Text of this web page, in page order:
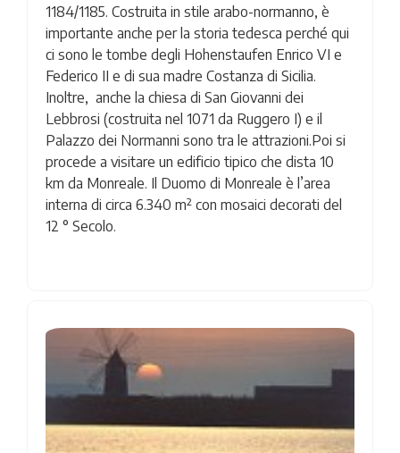
1184/1185. Costruita in stile arabo-normanno, è
importante anche per la storia tedesca perché qui
ci sono le tombe degli Hohenstaufen Enrico VI e
Federico II e di sua madre Costanza di Sicilia.
Inoltre, anche la chiesa di San Giovanni dei
Lebbrosi (costruita nel 1071 da Ruggero I) e il
Palazzo dei Normanni sono tra le attrazioni.Poi si
procede a visitare un edificio tipico che dista 10
km da Monreale. Il Duomo di Monreale è l’area
interna di circa 6.340 m² con mosaici decorati del
12 ° Secolo.